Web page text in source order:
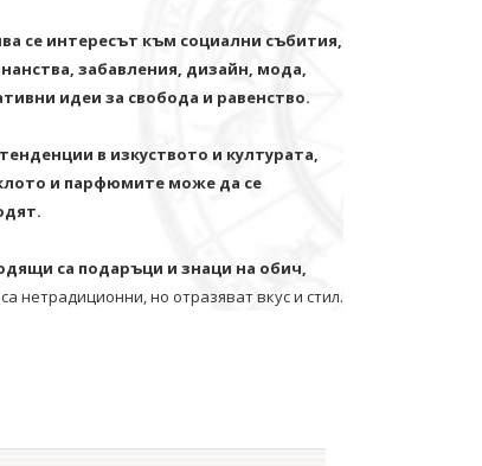
се интересът към социални събития,
забавления, дизайн, мода,
идеи за свобода и равенство.
в изкуството и културата,
и парфюмите може да се
са подаръци и знаци на обич,
нетрадиционни, но отразяват вкус и стил.